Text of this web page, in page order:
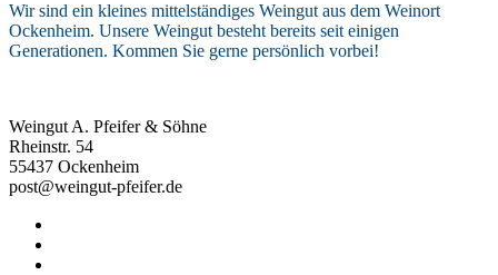
Wir sind ein kleines mittelständiges Weingut aus dem Weinort
Ockenheim. Unsere Weingut besteht bereits seit einigen
Generationen. Kommen Sie gerne persönlich vorbei!
Weingut A. Pfeifer & Söhne
Rheinstr. 54
55437 Ockenheim
post@weingut-pfeifer.de